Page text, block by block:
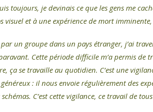
toujours, je devinais ce que les gens me
visuel et à une expérience de mort
un groupe dans un pays étranger, j’ai
Cette période difficile m’a permis de
ça se travaille au quotidien. C’est une
: il nous envoie régulièrement des
C’est cette vigilance, ce travail de